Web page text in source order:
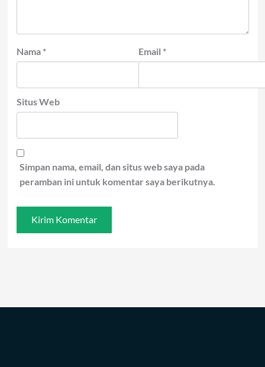
Nama * Email *
Situs Web
Simpan nama, email, dan situs web saya pada
peramban ini untuk komentar saya berikutnya.